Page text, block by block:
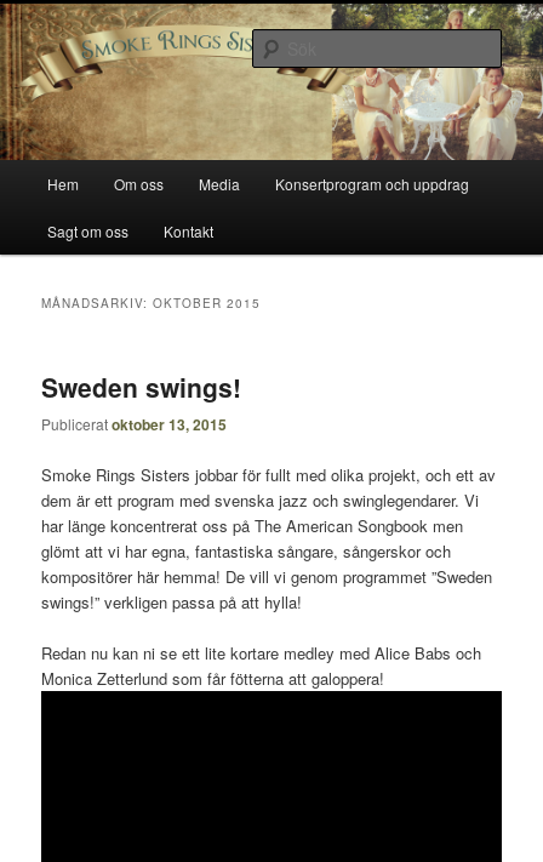
Hoppa
till
primärt
innehåll
Hoppa
till
sekundärt
innehållSmoke Rings Sisters
Smoke Rings Sisters
Sök
Hem Om oss Media Konsertprogram och uppdrag
Sagt om oss Kontakt
MÅNADSARKIV:OKTOBER 2015
Sweden swings!
Publiceratoktober 13, 2015
Smoke Rings Sisters jobbar för fullt med olika projekt, och ett av
dem är ett program med svenska jazz och swinglegendarer. Vi
har länge koncentrerat oss på The American Songbook men
glömt att vi har egna, fantastiska sångare, sångerskor och
kompositörer här hemma! De vill vi genom programmet ”Sweden
swings!” verkligen passa på att hylla!
Redan nu kan ni se ett lite kortare medley med Alice Babs och
Monica Zetterlund som får fötterna att galoppera!